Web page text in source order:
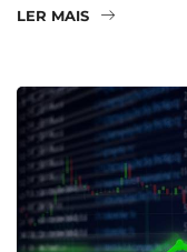
LER MAIS